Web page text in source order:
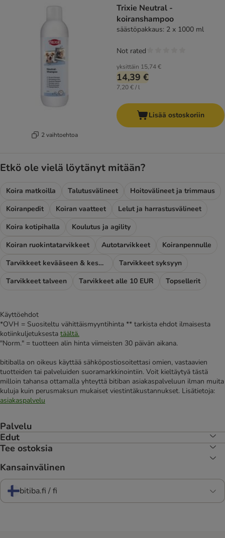
2 vaihtoehtoa
Trixie Neutral -
koiranshampoo
säästöpakkaus: 2 x 1000 ml
yksittäin 15,74 €
14,39 €
7,20 € / l
Not rated
Lisää ostoskoriin
Etkö ole vielä löytänyt mitään?
Koira matkoilla Talutusvälineet
Hoitovälineet ja trimmaus
Koiranpedit
Koiran vaatteet
Lelut ja harrastusvälineet
Koira kotipihalla
Koulutus ja agility
Koiran ruokintatarvikkeet
Autotarvikkeet
Koiranpennulle
Tarvikkeet kevääseen & kesään
Tarvikkeet syksyyn
Tarvikkeet talveen
Tarvikkeet alle 10 EUR Topsellerit
Käyttöehdot
*OVH = Suositeltu vähittäismyyntihinta ** tarkista ehdot ilmaisesta
kotiinkuljetuksesta täältä.
"Norm." = tuotteen alin hinta viimeisten 30 päivän aikana.
bitiballa on oikeus käyttää sähköpostiosoitettasi omien, vastaavien
tuotteiden tai palveluiden suoramarkkinointiin. Voit kieltäytyä tästä
milloin tahansa ottamalla yhteyttä bitiban asiakaspalveluun ilman muita
kuluja kuin perusmaksun mukaiset viestintäkustannukset. Lisätietoja:
asiakaspalvelu
Palvelu
Edut
Tee ostoksia
Kansainvälinen
bitiba.fi / fi